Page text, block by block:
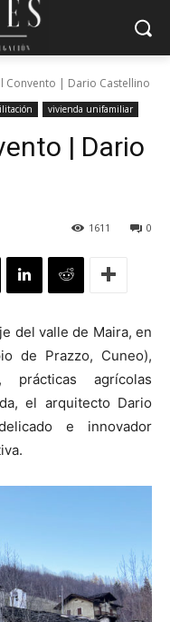
Convento | Dario Castellino
vivienda unifamiliar
| Dario
0
1611
del valle de Maira, en
de Prazzo, Cuneo),
agrícolas
el arquitecto Dario
e innovador